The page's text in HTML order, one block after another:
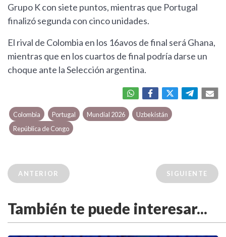
Grupo K con siete puntos, mientras que Portugal
finalizó segunda con cinco unidades.
El rival de Colombia en los 16avos de final será Ghana,
mientras que en los cuartos de final podría darse un
choque ante la Selección argentina.
Colombia Portugal Mundial 2026
Uzbekistán
República de Congo
ANTERIOR SIGUIENTE
También te puede interesar...